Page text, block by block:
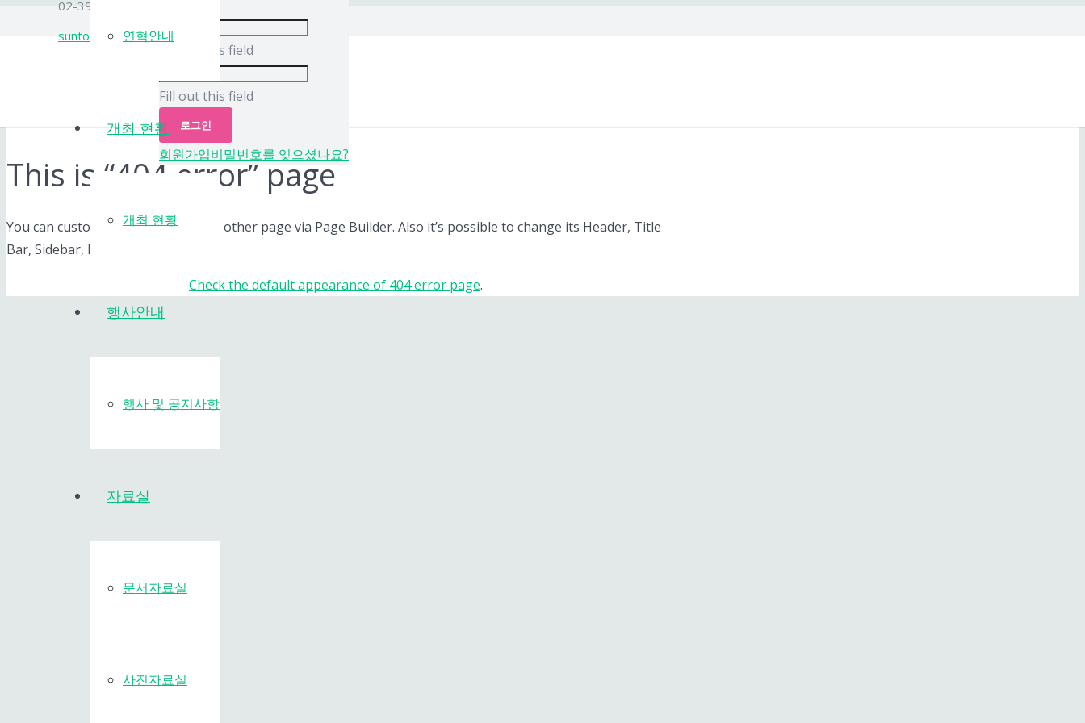
02-399-4345
suntop@nate.com
Fill out this field
Fill out this field
로그인
회원가입비밀번호를 잊으셨나요?
연혁안내
개최 현황
개최 현황
행사안내
행사 및 공지사항
자료실
문서자료실
사진자료실
This is “404 error” page
You can customize this page as any other page via Page Builder. Also it’s possible to change its Header, Title
Bar, Sidebar, Footer options.
Check the default appearance of 404 error page.